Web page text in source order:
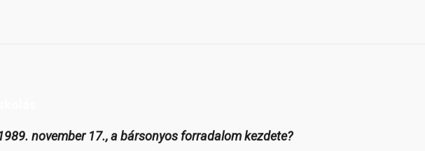
november 17., a bársonyos forradalom kezdete?